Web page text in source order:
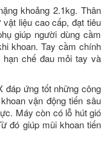
khoảng 2.1kg. Thân
liệu cao cấp, đạt tiêu
giúp người dùng cầm
khoan. Tay cầm chính
chế đau mỏi tay và
đáp ứng tốt những công
vận động tiến sâu
Máy còn có lỗ hút gió
đó giúp mũi khoan tiến